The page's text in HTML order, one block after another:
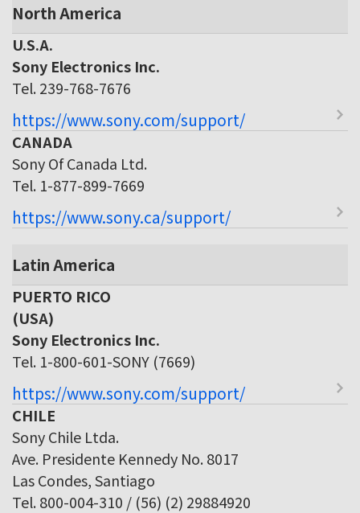
North America
U.S.A.
Sony Electronics Inc.
Tel. 239-768-7676
https://www.sony.com/support/
CANADA
Sony Of Canada Ltd.
Tel. 1-877-899-7669
https://www.sony.ca/support/
Latin America
PUERTO RICO
(USA)
Sony Electronics Inc.
Tel. 1-800-601-SONY (7669)
https://www.sony.com/support/
CHILE
Sony Chile Ltda.
Ave. Presidente Kennedy No. 8017
Las Condes, Santiago
Tel. 800-004-310 / (56) (2) 29884920